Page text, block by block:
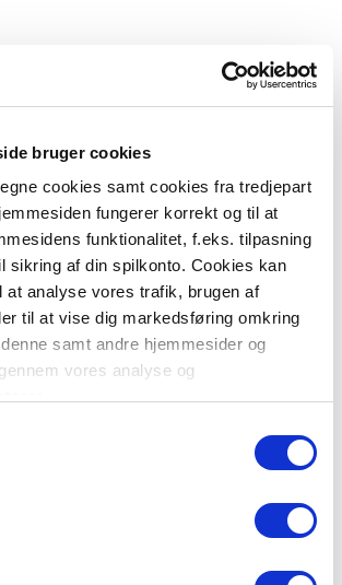
bruger cookies
cookies samt cookies fra tredjepart
fungerer korrekt og til at
funktionalitet, f.eks. tilpasning
sikring af din spilkonto. Cookies kan
at analyse vores trafik, brugen af
til at vise dig markedsføring omkring
samt andre hjemmesider og
vores analyse og
om vores brug af cookies under
at klikke videre til vores Cookiepolitik,